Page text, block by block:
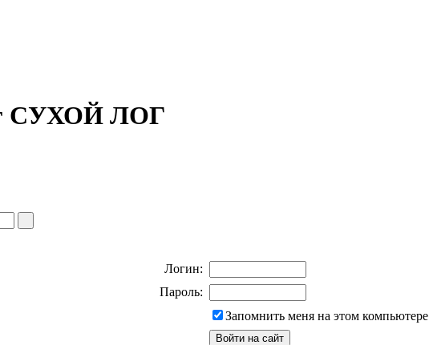
СУХОЙ ЛОГ
Логин:
Пароль:
Запомнить меня на этом компьютере